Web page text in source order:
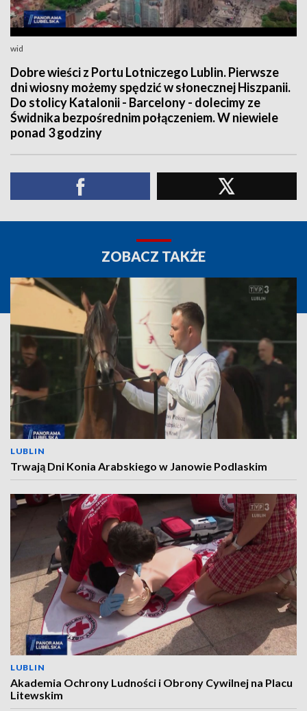
wid
Dobre wieści z Portu Lotniczego Lublin. Pierwsze
dni wiosny możemy spędzić w słonecznej Hiszpanii.
Do stolicy Katalonii - Barcelony - dolecimy ze
Świdnika bezpośrednim połączeniem. W niewiele
ponad 3 godziny
ZOBACZ TAKŻE
LUBLIN
Trwają Dni Konia Arabskiego w Janowie Podlaskim
LUBLIN
Akademia Ochrony Ludności i Obrony Cywilnej na Placu
Litewskim